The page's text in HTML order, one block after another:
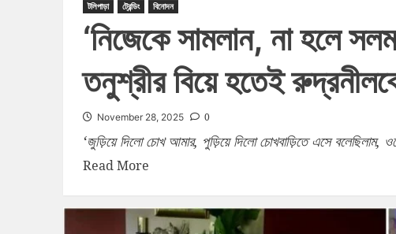
টলিপাড়া ট্রেন্ডিং বিনোদন
‘নিজেকে সামলান, না হলে
তনুশ্রীর বিয়ে হতেই
November 28, 2025 0
‘জুড়িয়ে দিলো চোখ আমার, পুড়িয়ে দিলো চোখবাড়িতে এসে বলেছিলাম,
Read More